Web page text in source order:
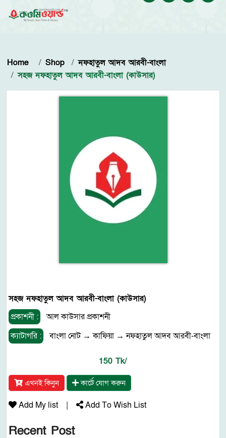
Home Shop
নফহাতুল আদব আরবী-বাংলা
সহজ নফহাতুল আদব আরবী-বাংলা (কাউসার)
সহজ নফহাতুল আদব আরবী-বাংলা (কাউসার)
প্রকাশনী :
আল কাউসার প্রকাশনী
ক্যাটাগরি :
বাংলা নোট→কাফিয়া →নফহাতুল আদব আরবী-বাংলা
150 Tk/
এখনই কিনুন কার্টে যোগ করুন
Add My list | Add To Wish List
Recent Post